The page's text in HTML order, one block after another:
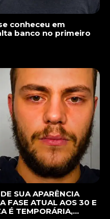
conheceu em
banco no primeiro
SUA APARÊNCIA
FASE ATUAL AOS 30 E
É TEMPORÁRIA,...